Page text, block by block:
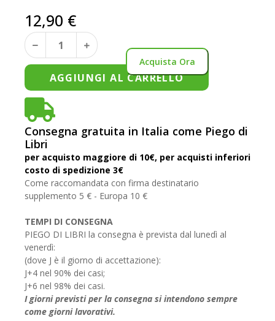
12,90 €
AGGIUNGI AL CARRELLO
Acquista Ora
Consegna gratuita in Italia come Piego di
Libri
per acquisto maggiore di 10€, per acquisti inferiori
costo di spedizione 3€
Come raccomandata con firma destinatario
supplemento 5 € - Europa 10 €
TEMPI DI CONSEGNA
PIEGO DI LIBRI la consegna è prevista dal lunedì al
venerdì:
(dove J è il giorno di accettazione):
J+4 nel 90% dei casi;
J+6 nel 98% dei casi.
I giorni previsti per la consegna si intendono sempre
come giorni lavorativi.